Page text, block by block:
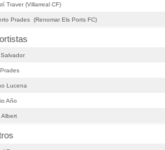
Traver (Villarreal CF)
Prades (Renomar Els Ports FC)
Lucena
Año
Albert